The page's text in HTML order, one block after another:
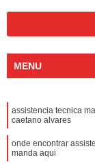
MENU
assistencia tecnica
caetano alvares
onde encontrar
manda aqui